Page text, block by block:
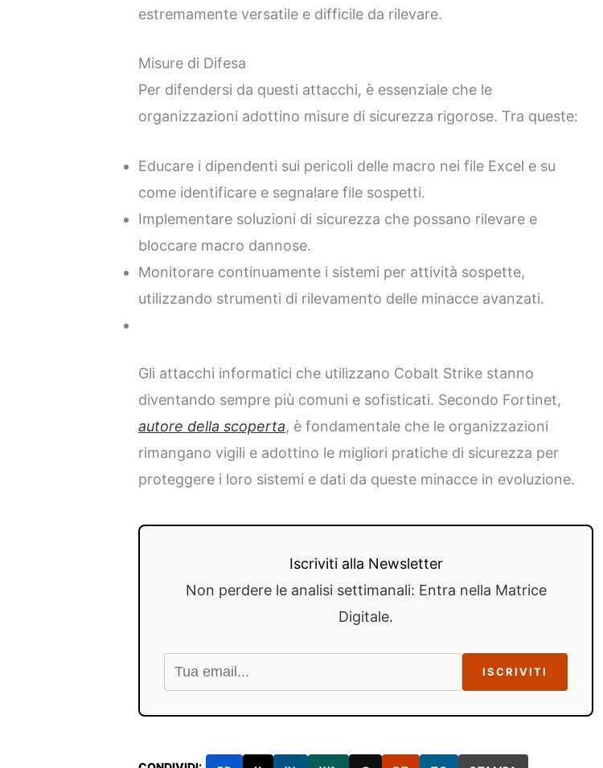
estremamente versatile e difficile da rilevare.
Misure di Difesa
Per difendersi da questi attacchi, è essenziale che le
organizzazioni adottino misure di sicurezza rigorose. Tra queste:
Educare i dipendenti sui pericoli delle macro nei file Excel e su
come identificare e segnalare file sospetti.
Implementare soluzioni di sicurezza che possano rilevare e
bloccare macro dannose.
Monitorare continuamente i sistemi per attività sospette,
utilizzando strumenti di rilevamento delle minacce avanzati.
Gli attacchi informatici che utilizzano Cobalt Strike stanno
diventando sempre più comuni e sofisticati. Secondo Fortinet,
autore della scoperta, è fondamentale che le organizzazioni
rimangano vigili e adottino le migliori pratiche di sicurezza per
proteggere i loro sistemi e dati da queste minacce in evoluzione.
Iscriviti alla Newsletter
Non perdere le analisi settimanali: Entra nella Matrice
Digitale.
ISCRIVITI